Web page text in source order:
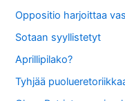
Oppositio harjoittaa
Sotaan syyllistetyt
Aprillipilako?
Tyhjää